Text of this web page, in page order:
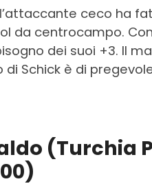
ceco ha
da centrocampo.
dei suoi +3. Il
Schick è di
(Turchia